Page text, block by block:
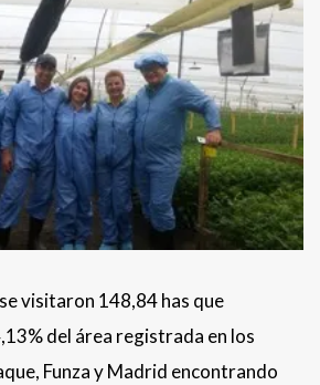
visitaron 148,84 has que
del área registrada en los
Funza y Madrid encontrando